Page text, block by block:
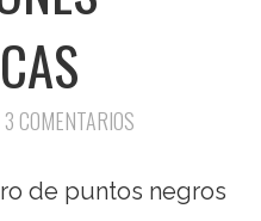
3 COMENTARIOS
de puntos negros